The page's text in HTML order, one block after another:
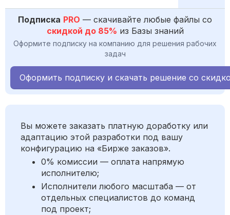
Подписка PRO — скачивайте любые файлы со
скидкой до 85% из Базы знаний
Оформите подписку на компанию для решения рабочих
задач
Оформить подписку и скачать решение со
Вы можете заказать платную доработку или
адаптацию этой разработки под вашу
конфигурацию на «Бирже заказов».
0% комиссии — оплата напрямую
исполнителю;
Исполнители любого масштаба — от
отдельных специалистов до команд
под проект;